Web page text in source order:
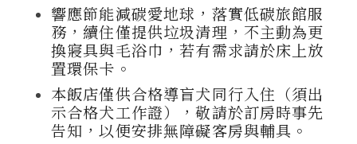
響應節能減碳愛地球，落實低碳旅館服
務，續住僅提供垃圾清理，不主動為更
換寢具與毛浴巾，若有需求請於床上放
置環保卡。
本飯店僅供合格導盲犬同行入住（須出
示合格犬工作證），敬請於訂房時事先
告知，以便安排無障礙客房與輔具。